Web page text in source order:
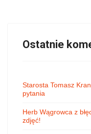
Ostatnie
Starosta Tomasz
pytania
Herb Wągrowca z
zdjęć!